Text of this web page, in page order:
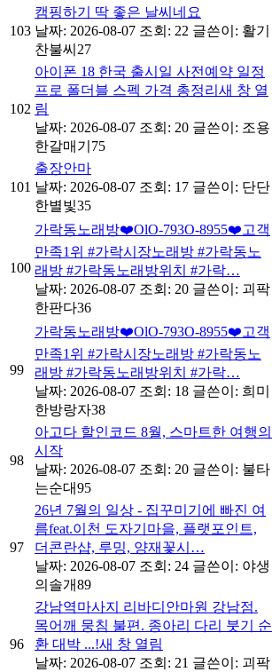
103
캠핑하기 딱 좋은 날씨네요
날짜: 2026-08-07 조회: 22 글쓴이: 활기
찬불씨27
102
아이폰 18 한국 출시일 사전예약 일정
프로 폴더블 스펙 가격 총정리새 창 열
림
날짜: 2026-08-07 조회: 20 글쓴이: 조용
한갈매기75
101
출장안마
날짜: 2026-08-07 조회: 17 글쓴이: 단단
한별빛35
100
가락동노래방❤️OlO-793O-8955❤️고객
만족1위 #가락시장노래방 #가락동노
래방 #가락동노래방위치 #가락…
날짜: 2026-08-07 조회: 20 글쓴이: 괴팍
한판다36
99
가락동노래방❤️OlO-793O-8955❤️고객
만족1위 #가락시장노래방 #가락동노
래방 #가락동노래방위치 #가락…
날짜: 2026-08-07 조회: 18 글쓴이: 희미
한방랑자38
98
아고다 할인코드 8월, 스마트한 여행의
시작
날짜: 2026-08-07 조회: 20 글쓴이: 불타
는순대95
97
26년 7월의 일상 - 집꾸미기에 빠진 여
름feat.이천 도자기마을, 플랫포인트,
더콘란샵, 루밍, 양재꽃시…
날짜: 2026-08-07 조회: 24 글쓴이: 야생
의솔개89
96
강남역마사지 리바디안마원 강남점.
목어깨 뭉침 불편. 종아리 다리 붓기 순
환 대박 ...!새 창 열림
날짜: 2026-08-07 조회: 21 글쓴이: 괴팍